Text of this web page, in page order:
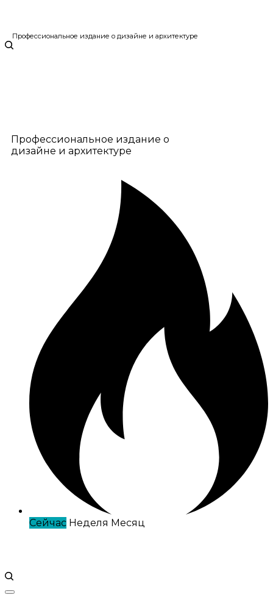
Профессиональное издание о дизайне и архитектуре
Профессиональное издание о
дизайне и архитектуре
Сейчас Неделя Месяц